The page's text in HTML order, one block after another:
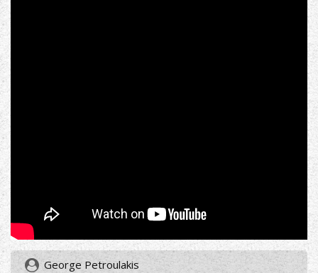
George Petroulakis